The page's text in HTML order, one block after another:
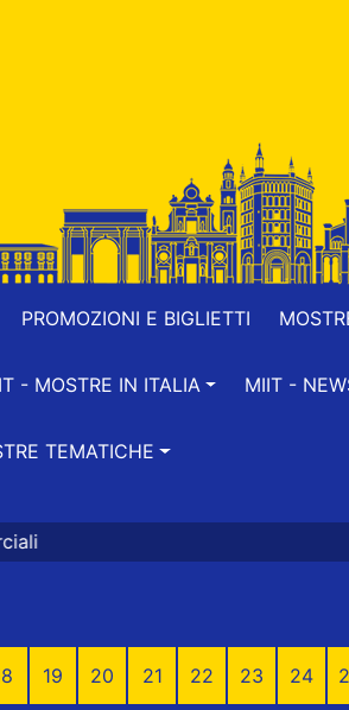
PROMOZIONI E BIGLIETTI
- MOSTRE IN ITALIA MIIT -
TEMATICHE
19 20 21 22 23 24